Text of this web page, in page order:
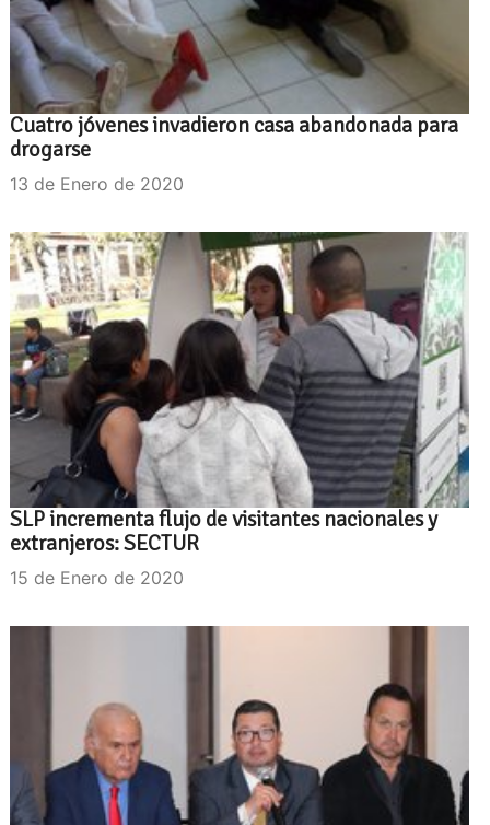
Cuatro jóvenes invadieron casa abandonada para
drogarse
13 de Enero de 2020
SLP incrementa flujo de visitantes nacionales y
extranjeros: SECTUR
15 de Enero de 2020